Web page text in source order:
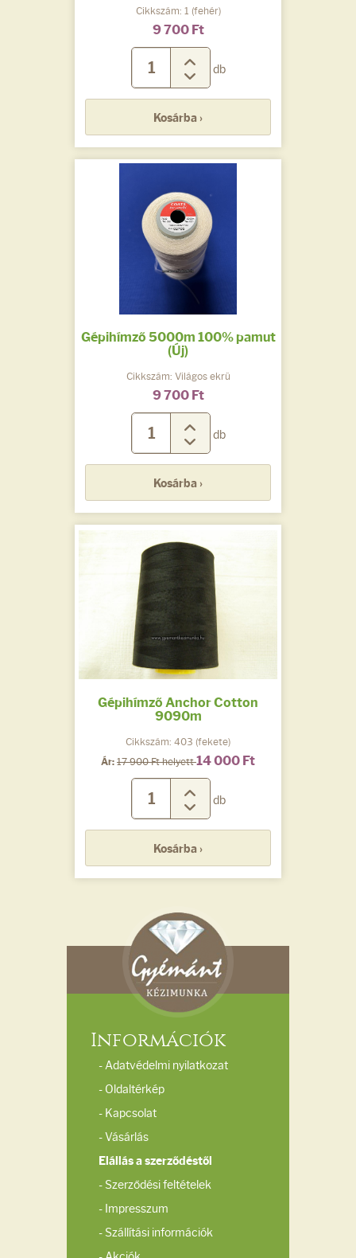
Cikkszám: 1 (fehér)
9 700 Ft
db
Kosárba ›
Gépihímző 5000m 100% pamut
(Új)
Cikkszám: Világos ekrü
9 700 Ft
db
Kosárba ›
Gépihímző Anchor Cotton
9090m
Cikkszám: 403 (fekete)
Ár: 17 900 Ft helyett14 000 Ft
db
Kosárba ›
Információk
- Adatvédelmi nyilatkozat
- Oldaltérkép
- Kapcsolat
- Vásárlás
Elállás a szerződéstől
- Szerződési feltételek
- Impresszum
- Szállítási információk